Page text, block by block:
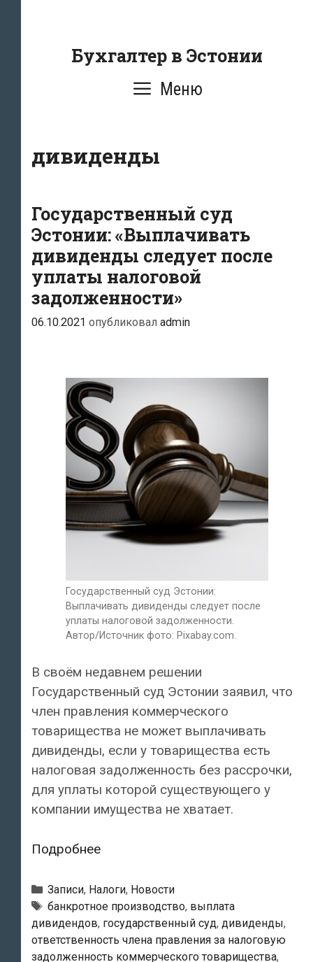
содержаниюБухгалтер в Эстонии
Меню
дивиденды
Государственный суд
Эстонии: «Выплачивать
дивиденды следует после
уплаты налоговой
задолженности»
06.10.2021 опубликовал admin
Государственный суд Эстонии:
Выплачивать дивиденды следует после
уплаты налоговой задолженности.
Автор/Источник фото: Pixabay.com.
В своём недавнем решении
Государственный суд Эстонии заявил, что
член правления коммерческого
товарищества не может выплачивать
дивиденды, если у товарищества есть
налоговая задолженность без рассрочки,
для уплаты которой существующего у
компании имущества не хватает.
ПодробнееГосударственный
Эстонии:
«Выплачивать
дивиденды
следует
Рубрики
Записи, Налоги, Новости
Метки
банкротное производство, выплата
дивидендов, государственный суд, дивиденды,
ответственность члена правления за налоговую
задолженность коммерческого товарищества,